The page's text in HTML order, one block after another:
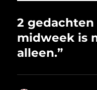
2 gedachten
midweek is
alleen.”